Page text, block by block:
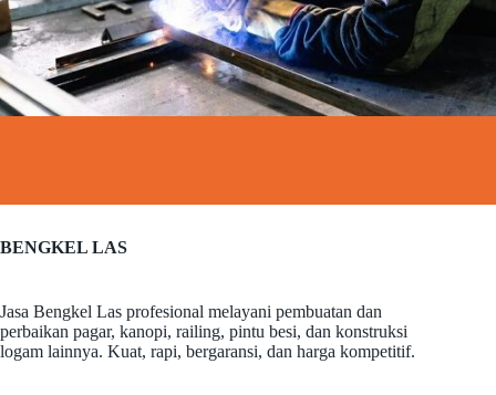
BENGKEL LAS
Jasa Bengkel Las profesional melayani pembuatan dan
perbaikan pagar, kanopi, railing, pintu besi, dan konstruksi
logam lainnya. Kuat, rapi, bergaransi, dan harga kompetitif.